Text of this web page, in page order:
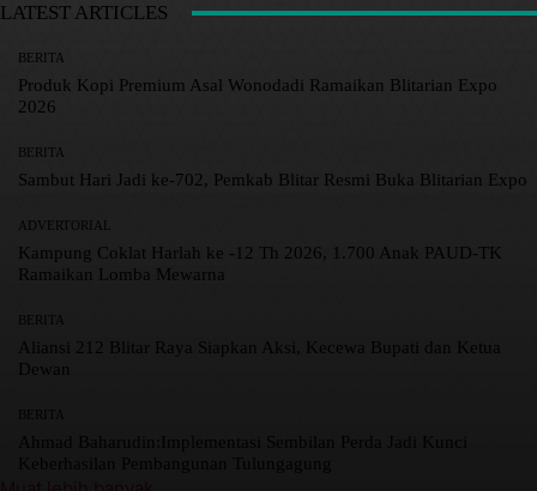
LATEST ARTICLES
BERITA
Produk Kopi Premium Asal Wonodadi Ramaikan Blitarian Expo
2026
BERITA
Sambut Hari Jadi ke-702, Pemkab Blitar Resmi Buka Blitarian Expo
ADVERTORIAL
Kampung Coklat Harlah ke -12 Th 2026, 1.700 Anak PAUD-TK
Ramaikan Lomba Mewarna
BERITA
Aliansi 212 Blitar Raya Siapkan Aksi, Kecewa Bupati dan Ketua
Dewan
BERITA